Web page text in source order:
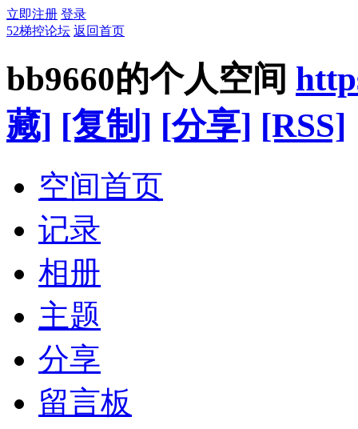
立即注册 登录
52梯控论坛 返回首页
bb9660的个人空间
藏] [复制] [分享] [RSS]
空间首页
记录
相册
主题
分享
留言板